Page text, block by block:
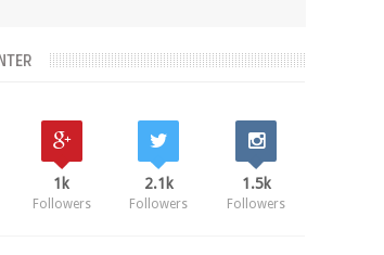
1k
Followers
2.1k
Followers
1.5k
Followers